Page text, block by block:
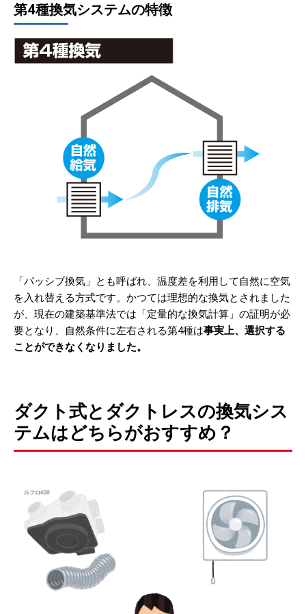
第4種換気システムの特徴
「パッシブ換気」とも呼ばれ、温度差を利用して自然に空気
を入れ替える方式です。かつては理想的な換気とされました
が、現在の建築基準法では「定量的な換気計算」の証明が必
要となり、自然条件に左右される第4種は事実上、選択する
ことができなくなりました。
ダクト式とダクトレスの換気シス
テムはどちらがおすすめ？